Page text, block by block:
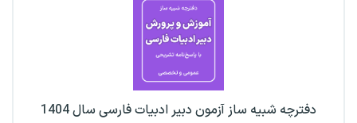
دفترچه شبیه ساز آزمون دبیر ادبیات فارسی سال 1404